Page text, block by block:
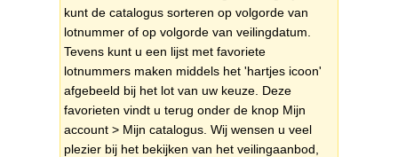
kunt de catalogus sorteren op volgorde van
lotnummer of op volgorde van veilingdatum.
Tevens kunt u een lijst met favoriete
lotnummers maken middels het 'hartjes icoon'
afgebeeld bij het lot van uw keuze. Deze
favorieten vindt u terug onder de knop Mijn
account > Mijn catalogus. Wij wensen u veel
plezier bij het bekijken van het veilingaanbod,